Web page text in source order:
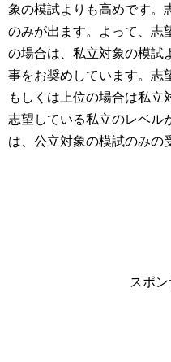
象の模試よりも高めです。
のみが出ます。よって、志
の場合は、私立対象の模試
事をお奨めしています。志
もしくは上位の場合は私立
志望している私立のレベル
は、公立対象の模試のみの
スポ